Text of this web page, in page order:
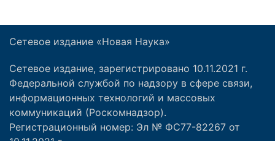
Сетевое издание «Новая Наука»
Сетевое издание, зарегистрировано 10.11.2021 г.
Федеральной службой по надзору в сфере связи,
информационных технологий и массовых
коммуникаций (Роскомнадзор).
Регистрационный номер: Эл № ФС77-82267 от